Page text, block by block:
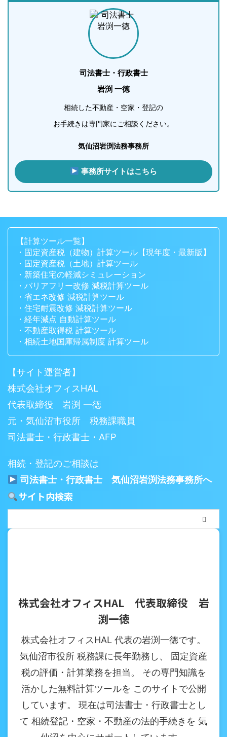
司法書士・行政書士
岩渕 一徳
相続した不動産・空家・登記の
お手続きは専門家にご相談ください。
気仙沼岩渕法務事務所
事務所サイトはこちら
【計算ツール一覧】
・固定資産税（建物）計算ツール【現年度・最新版】
・固定資産税（土地）計算ツール
・新築住宅の軽減シミュレーション
・バリアフリー改修 減税計算ツール
・省エネ改修 減税計算ツール
・住宅耐震改修 減税計算ツール
・経年減点 自動計算ツール
・不動産取得税 計算ツール
・相続土地国庫帰属制度 計算ツール
【サイト運営者】
株式会社オフィスHAL
代表取締役 岩渕 一徳
元・気仙沼市役所 税務課職員
司法書士・行政書士・AFP
相続・登記のご相談は
司法書士・行政書士 気仙沼岩渕法務事務所へ
サイト内検索
株式会社オフィスHAL 代表取締役 岩
渕一徳
株式会社オフィスHAL 代表の岩渕一徳です。
気仙沼市役所 税務課に長年勤務し、 固定資産
税の評価・計算業務を担当。 その専門知識を
活かした無料計算ツールを このサイトで公開
しています。 現在は司法書士・行政書士とし
て 相続登記・空家・不動産の法的手続きを 気